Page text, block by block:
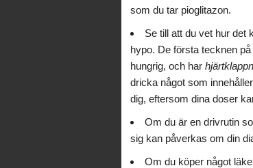
som du tar pioglitazon.
Se till att du vet hur det
hypo. De första tecknen
hungrig, och har
dricka något som
dig, eftersom dina doser
Om du är en drivrutin
sig kan påverkas om din
Om du köper något